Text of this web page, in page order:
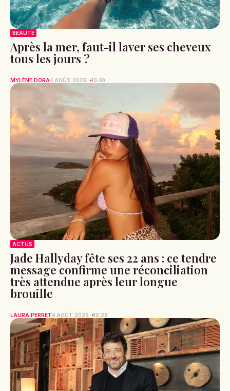
BEAUTÉ
Après la mer, faut-il laver ses cheveux
tous les jours ?
MYLÈNE DORA4 AOÛT 2026 10:40
ACTUS
Jade Hallyday fête ses 22 ans : ce tendre
message confirme une réconciliation
très attendue après leur longue
brouille
LAURA PERRET4 AOÛT 2026 10:28